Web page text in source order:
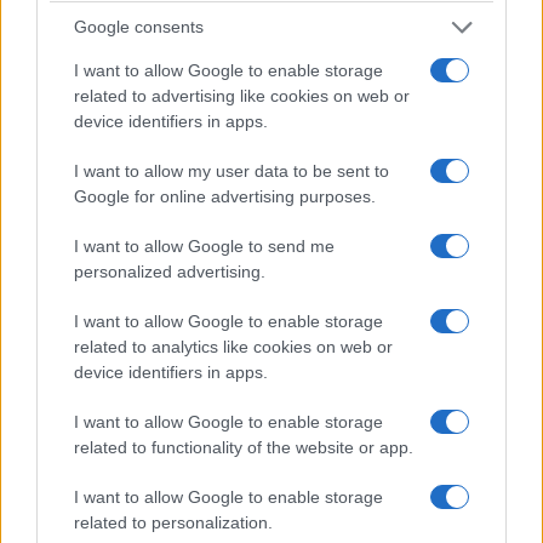
Google consents
I want to allow Google to enable storage
related to advertising like cookies on web or
device identifiers in apps.
I want to allow my user data to be sent to
Google for online advertising purposes.
I want to allow Google to send me
personalized advertising.
I want to allow Google to enable storage
related to analytics like cookies on web or
device identifiers in apps.
I want to allow Google to enable storage
related to functionality of the website or app.
I want to allow Google to enable storage
related to personalization.
C’è poi un dettaglio quasi comico. La nota
spagnola accusa Roma di creare “divisioni e sterili
conflitti motivati da interessi elettorali interni”.
Detto dal governo Sanchez, mentre la Spagna
intima a un altro Stato sovrano di modificare
entro quarantotto ore una misura di sicurezza